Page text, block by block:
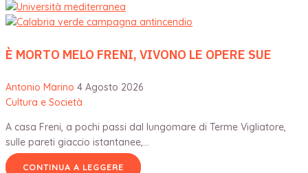
È MORTO MELO FRENI, VIVONO LE OPERE SUE
Antonio Marino 4 Agosto 2026
Cultura e Società
A casa Freni, a pochi passi dal lungomare di Terme Vigliatore,
sulle pareti giaccio istantanee,…
CONTINUA A LEGGERE